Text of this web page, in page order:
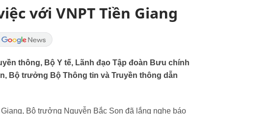
với VNPT Tiền Giang
thông, Bộ Y tế, Lãnh đạo Tập đoàn Bưu chính
Bộ trưởng Bộ Thông tin và Truyền thông dẫn
Bộ trưởng Nguyễn Bắc Son đã lắng nghe báo